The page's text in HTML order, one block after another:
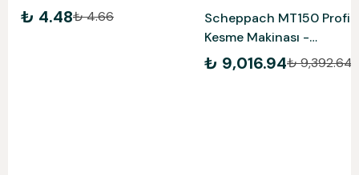
₺ 4.48₺ 4.66
Scheppach MT150 Profil
Kesme Makinası -
5903703901
₺ 9,016.94₺ 9,392.64